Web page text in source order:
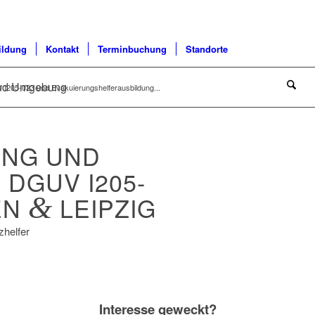
Kontakt Terminbuchung Standorte
Umgebung
023 und Evakuierungshelferausbildung...
UND
I205-
& LEIPZIG
Interesse geweckt?